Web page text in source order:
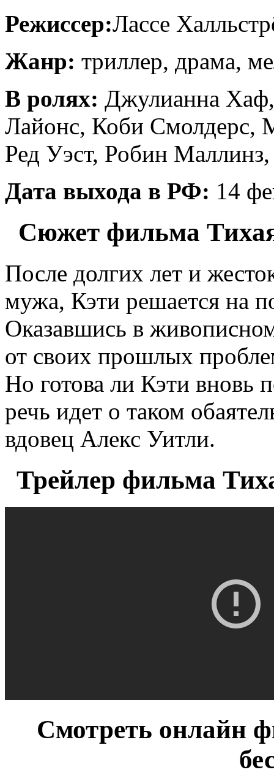
Режиссер:Лассе
Жанр: триллер, драма,
В ролях: Джулианна
Лайонс, Коби Смолдерс,
Ред Уэст, Робин
Дата выхода в РФ: 14
Сюжет фильма
После долгих лет и
мужа, Кэти решается на
Оказавшись в
от своих прошлых
Но готова ли Кэти вновь
речь идет о таком
вдовец Алекс Уитли.
Трейлер фильма
Смотреть онлайн